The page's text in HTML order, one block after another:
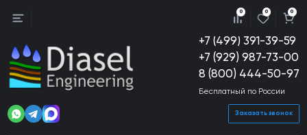
+7 (499) 391-39-59
+7 (929) 987-73-00
8 (800) 444-50-97
Бесплатный по России
Заказать звонок
0 0 0